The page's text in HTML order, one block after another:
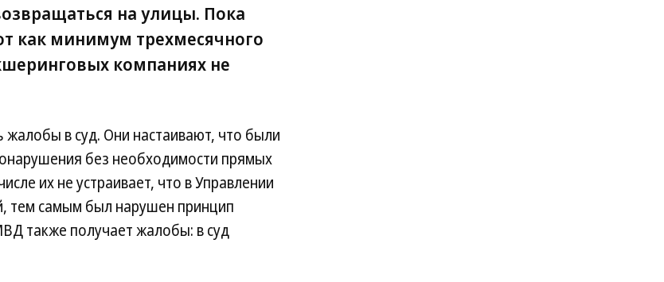
на улицы. Пока
как минимум трехмесячного
компаниях не
в суд. Они настаивают, что были
без необходимости прямых
их не устраивает, что в Управлении
тем самым был нарушен принцип
также получает жалобы: в суд